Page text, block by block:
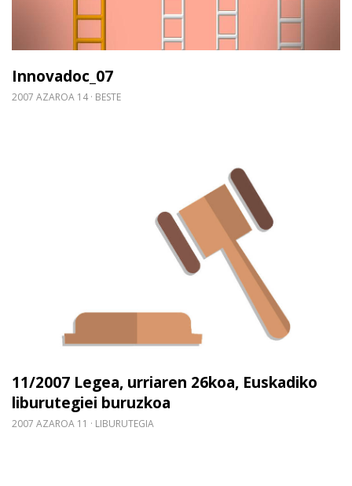
Innovadoc_07
2007 AZAROA 14 BESTE
11/2007 Legea, urriaren 26koa, Euskadiko
liburutegiei buruzkoa
2007 AZAROA 11 LIBURUTEGIA
Gehiago irakurri: 11/2007 Legea, urriaren